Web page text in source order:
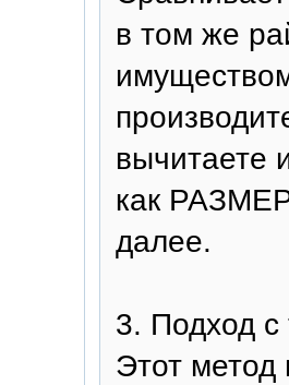
в том же
вычитаете
как
далее.
3. Подход
Этот метод